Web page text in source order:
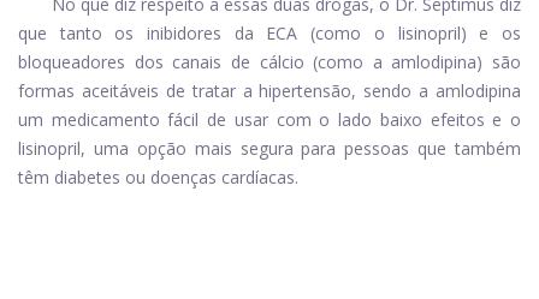
que tanto os inibidores da ECA (como o lisinopril) e os
bloqueadores dos canais de cálcio (como a amlodipina) são
formas aceitáveis ​​de tratar a hipertensão, sendo a amlodipina
um medicamento fácil de usar com o lado baixo efeitos e o
lisinopril, uma opção mais segura para pessoas que também
têm diabetes ou doenças cardíacas.